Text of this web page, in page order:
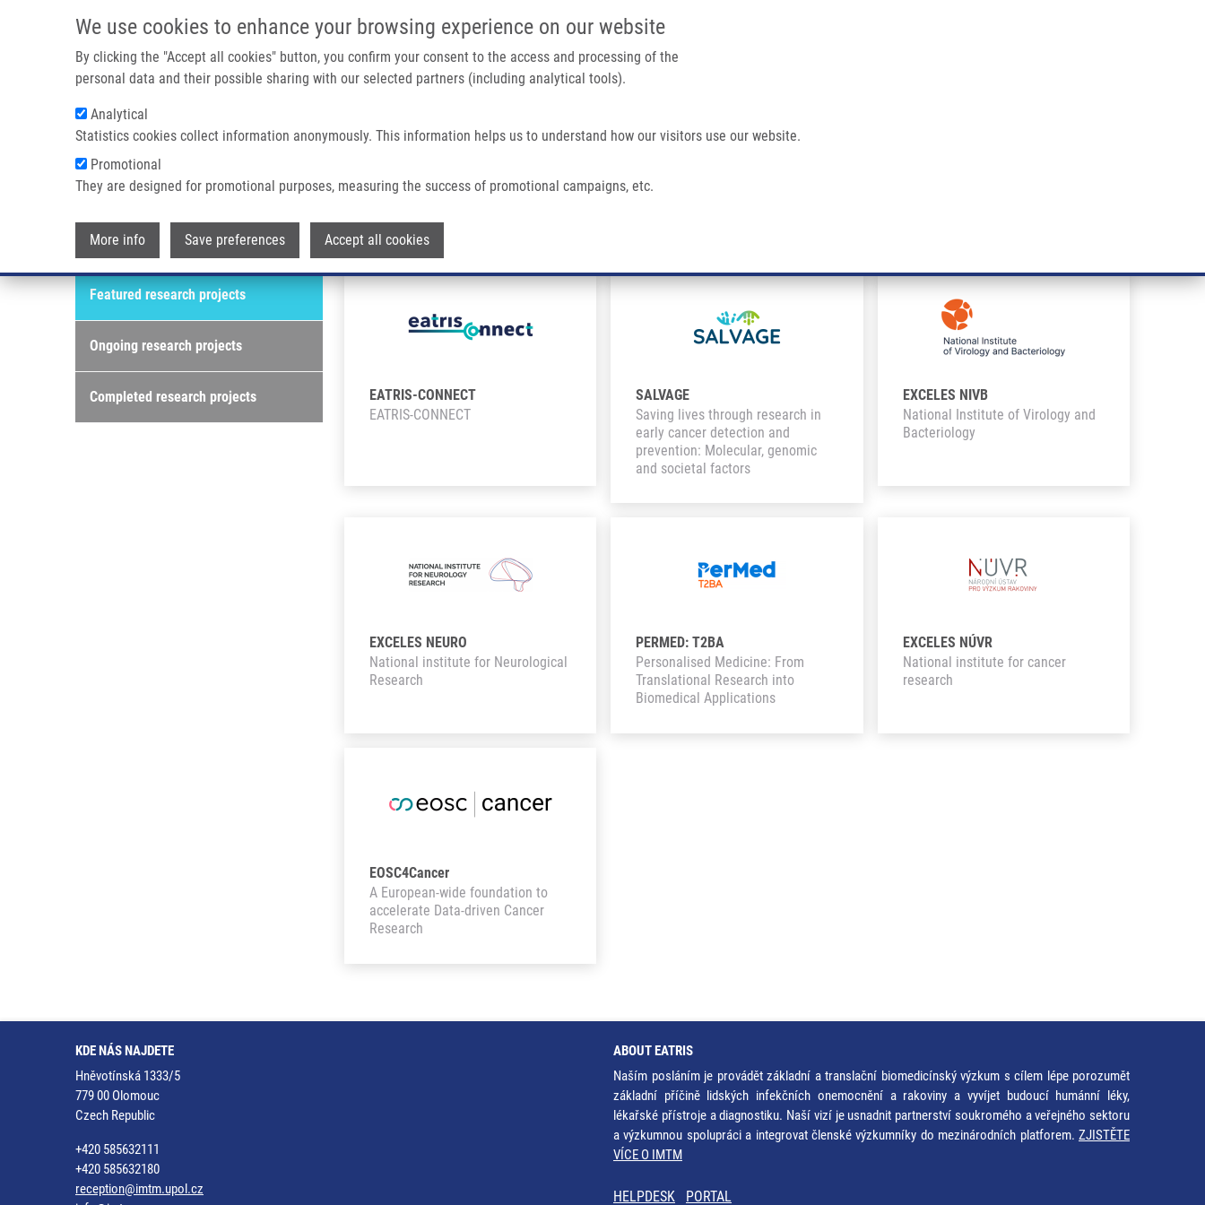
We use cookies to enhance your browsing experience on our website
By clicking the "Accept all cookies" button, you confirm your consent to the access and processing of the
personal data and their possible sharing with our selected partners (including analytical tools).
Analytical
Statistics cookies collect information anonymously. This information helps us to understand how our visitors use our website.
Promotional
They are designed for promotional purposes, measuring the success of promotional campaigns, etc.
More info Save preferences Accept all cookies
IMTM PORTÁL
Main navigation
Drobečková navigace
Domů Featured Research Projects
Featured research projects
Research projects
Featured research projects
Ongoing research projects
Completed research projects
EATRIS-CONNECT
EATRIS-CONNECT
SALVAGE
Saving lives through research in
early cancer detection and
prevention: Molecular, genomic
and societal factors
EXCELES NIVB
National Institute of Virology and
Bacteriology
EXCELES NEURO
National institute for Neurological
Research
PERMED: T2BA
Personalised Medicine: From
Translational Research into
Biomedical Applications
EXCELES NÚVR
National institute for cancer
research
EOSC4Cancer
A European-wide foundation to
accelerate Data-driven Cancer
Research
KDE NÁS NAJDETE
Hněvotínská 1333/5
779 00 Olomouc
Czech Republic
+420 585632111
+420 585632180
reception@imtm.upol.cz
ABOUT EATRIS
Naším posláním je provádět základní a translační biomedicínský výzkum s cílem lépe porozumět
základní příčině lidských infekčních onemocnění a rakoviny a vyvíjet budoucí humánní léky,
lékařské přístroje a diagnostiku. Naší vizí je usnadnit partnerství soukromého a veřejného sektoru
a výzkumnou spolupráci a integrovat členské výzkumníky do mezinárodních platforem. ZJISTĚTE
VÍCE O IMTM
HELPDESK PORTAL